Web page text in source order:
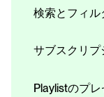
検索とフィル
サブスクリプ
Playlistのプ